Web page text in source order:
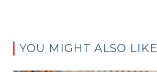
YOU MIGHT ALSO LIKE